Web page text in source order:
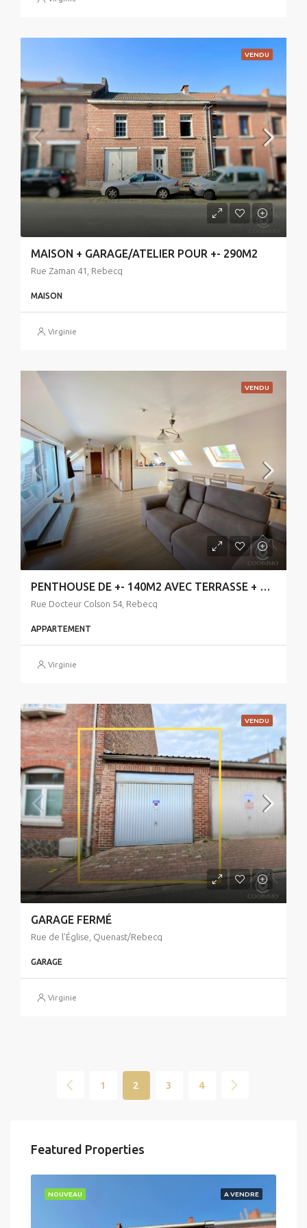
VENDU
MAISON + GARAGE/ATELIER POUR +- 290M2
Rue Zaman 41, Rebecq
MAISON
Virginie
VENDU
PENTHOUSE DE +- 140M2 AVEC TERRASSE + PARKING PRIVÉ ET CAVE // PEB B
Rue Docteur Colson 54, Rebecq
APPARTEMENT
Virginie
VENDU
GARAGE FERMÉ
Rue de l'Église, Quenast/Rebecq
GARAGE
Virginie
1 2 3 4
Featured Properties
A VENDRE
NOUVEAU